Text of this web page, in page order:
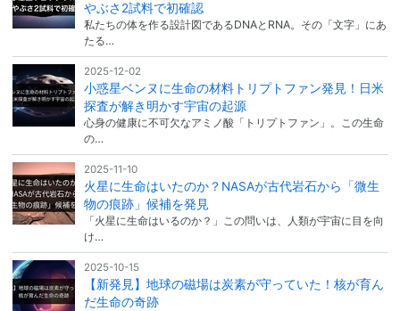
やぶさ2試料で初確認
私たちの体を作る設計図であるDNAとRNA。その「文字」にあ
たる…
2025-12-02
小惑星ベンヌに生命の材料トリプトファン発見！日米
探査が解き明かす宇宙の起源
心身の健康に不可欠なアミノ酸「トリプトファン」。この生命
の…
2025-11-10
火星に生命はいたのか？NASAが古代岩石から「微生
物の痕跡」候補を発見
「火星に生命はいるのか？」この問いは、人類が宇宙に目を向
け…
2025-10-15
【新発見】地球の磁場は炭素が守っていた！核が育ん
だ生命の奇跡